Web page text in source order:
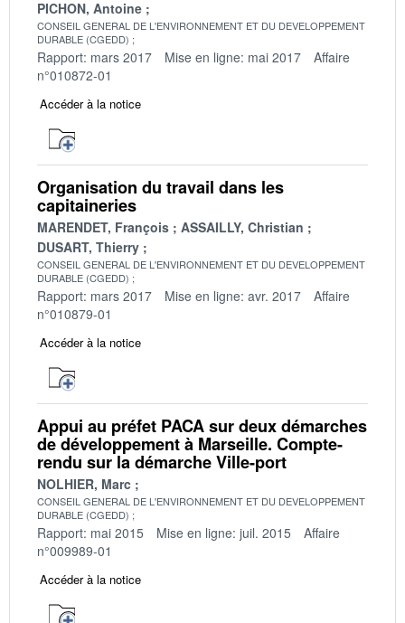
PICHON, Antoine
CONSEIL GENERAL DE L'ENVIRONNEMENT ET DU DEVELOPPEMENT
DURABLE (CGEDD)
Rapport: mars 2017 Mise en ligne: mai 2017
Affaire
n°010872-01
Accéder à la notice
Organisation du travail dans les
capitaineries
MARENDET, François
ASSAILLY, Christian
DUSART, Thierry
CONSEIL GENERAL DE L'ENVIRONNEMENT ET DU DEVELOPPEMENT
DURABLE (CGEDD)
Rapport: mars 2017 Mise en ligne: avr. 2017
Affaire
n°010879-01
Accéder à la notice
Appui au préfet PACA sur deux démarches
de développement à Marseille. Compte-
rendu sur la démarche Ville-port
NOLHIER, Marc
CONSEIL GENERAL DE L'ENVIRONNEMENT ET DU DEVELOPPEMENT
DURABLE (CGEDD)
Rapport: mai 2015 Mise en ligne: juil. 2015
Affaire
n°009989-01
Accéder à la notice